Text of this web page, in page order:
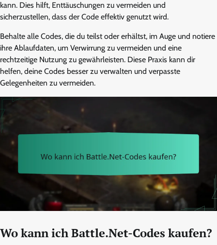
kann. Dies hilft, Enttäuschungen zu vermeiden und
sicherzustellen, dass der Code effektiv genutzt wird.
Behalte alle Codes, die du teilst oder erhältst, im Auge und notiere
ihre Ablaufdaten, um Verwirrung zu vermeiden und eine
rechtzeitige Nutzung zu gewährleisten. Diese Praxis kann dir
helfen, deine Codes besser zu verwalten und verpasste
Gelegenheiten zu vermeiden.
Wo kann ich Battle.Net-Codes kaufen?